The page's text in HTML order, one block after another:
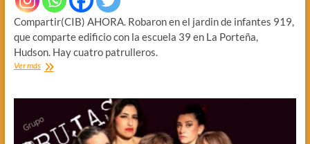
Compartir(CIB) AHORA. Robaron en el jardin de infantes 919,
que comparte edificio con la escuela 39 en La Porteña,
Hudson. Hay cuatro patrulleros.
Ver másROBO